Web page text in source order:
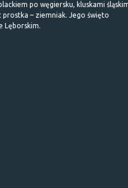
po węgiersku, kluskami
– ziemniak. Jego święto
Lęborskim.